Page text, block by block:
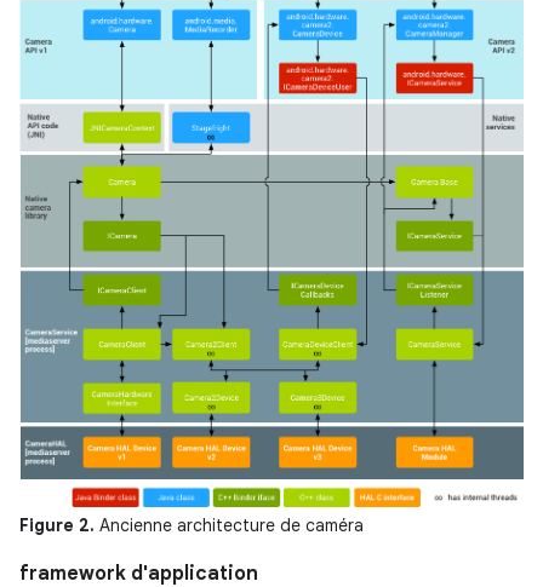
Figure 2. Ancienne architecture de caméra
framework d'application